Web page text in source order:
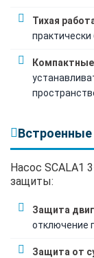
Тихая
Насос SCALA1
защиты:
Защита
отключение
Защита от